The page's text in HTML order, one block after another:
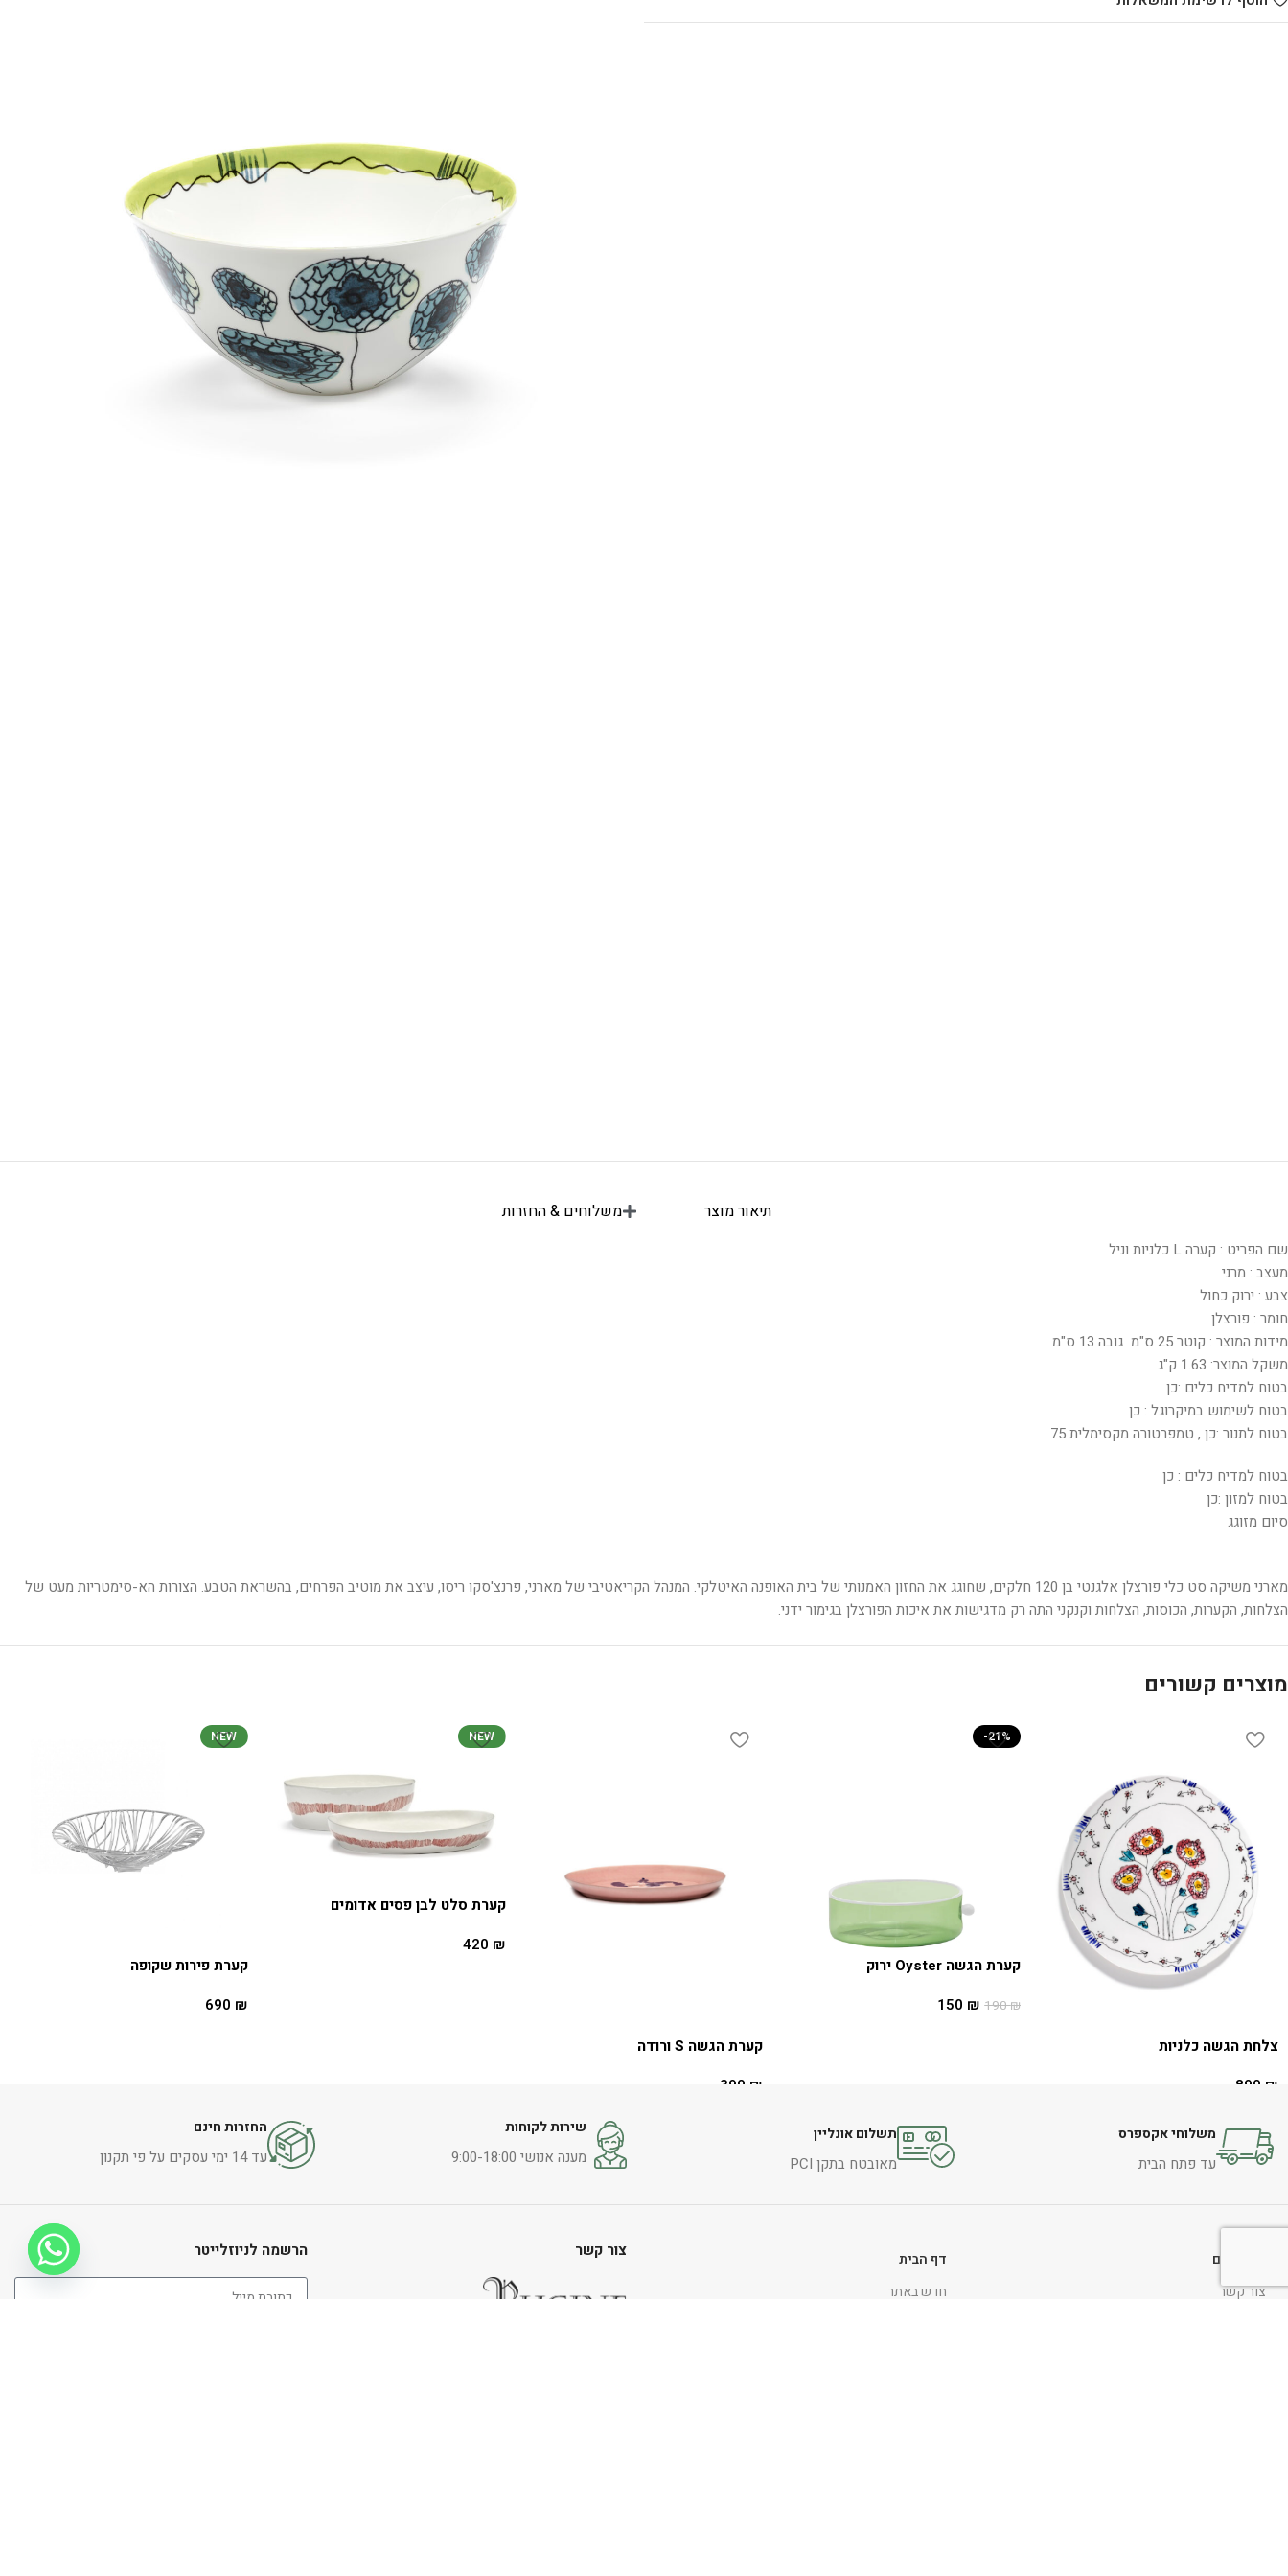
תיאור מוצר משלוחים & החזרות
שם הפריט : קערה L כלניות וניל
מעצב : מרני
צבע : ירוק כחול
חומר : פורצלן
מידות המוצר : קוטר 25 ס"מ גובה 13 ס"מ
משקל המוצר: 1.63 ק"ג
בטוח למדיח כלים :כן
בטוח לשימוש במיקרוגל : כן
בטוח לתנור :כן , טמפרטורה מקסימלית 75
בטוח למדיח כלים : כן
בטוח למזון :כן
סיום מזוגג
מארני משיקה סט כלי פורצלן אלגנטי בן 120 חלקים, שחוגג את החזון האמנותי של בית האופנה האיטלקי. המנהל הקריאטיבי של מארני, פרנצ'סקו ריסו, עיצב את מוטיב הפרחים, בהשראת הטבע. הצורות הא-סימטריות מעט של
הצלחות, הקערות, הכוסות, הצלחות וקנקני התה רק מדגישות את איכות הפורצלן בגימור ידני.
מוצרים קשורים
צלחת הגשה כלניות
890 ₪
-21%
קערת הגשה Oyster ירוק
190₪
150 ₪
קערת הגשה S ורודה
390 ₪
NEW
קערת סלט לבן פסים אדומים
420 ₪
NEW
קערת פירות שקופה
690 ₪
משלוחי אקספרס
עד פתח הבית
תשלום אונליין
מאובטח בתקן PCI
שירות לקוחות
מענה אנושי 9:00-18:00
החזרות חינם
עד 14 ימי עסקים על פי תקנון
משלוחים
צור קשר
דף הבית
חדש באתר
צור קשר הרשמה לניוזלייטר